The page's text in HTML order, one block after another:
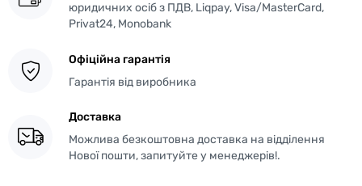
юридичних осіб з ПДВ, Liqpay, Visa/MasterCard,
Privat24, Monobank
Офіційна гарантія
Гарантія від виробника
Доставка
Можлива безкоштовна доставка на відділення
Нової пошти, запитуйте у менеджерів!.